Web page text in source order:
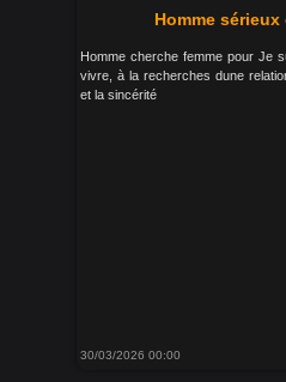
Homme
Homme cherche femme pour Je
vivre, à la recherches dune
et la sincérité
30/03/2026 00:00